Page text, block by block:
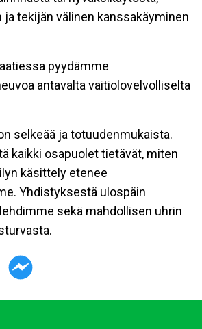
ja tekijän välinen kanssakäyminen
pyydämme
antavalta vaitiolovelvolliselta
selkeää ja totuudenmukaista.
kaikki osapuolet tietävät, miten
käsittely etenee
Yhdistyksestä ulospäin
sekä mahdollisen uhrin